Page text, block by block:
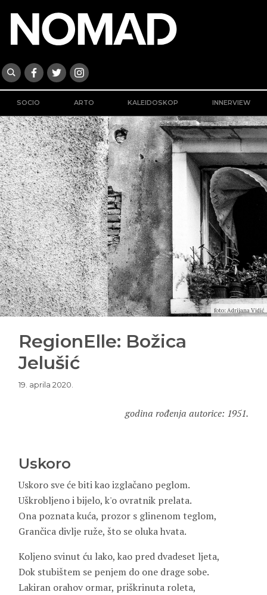
SOCIO ARTO KALEIDOSKOP INNERVIEW
foto: Adrijana Vidić
RegionElle: Božica
Jelušić
19. aprila 2020.
godina rođenja autorice: 1951.
Uskoro
Uskoro sve će biti kao izglačano peglom.
Uškrobljeno i bijelo, k'o ovratnik prelata.
Ona poznata kuća, prozor s glinenom teglom,
Grančica divlje ruže, što se oluka hvata.
Koljeno svinut ću lako, kao pred dvadeset ljeta,
Dok stubištem se penjem do one drage sobe.
Lakiran orahov ormar, priškrinuta roleta,